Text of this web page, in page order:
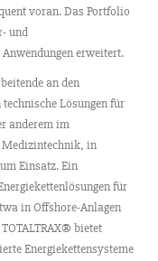
voran. Das Portfolio
und
erweitert.
an den
Lösungen für
anderem im
Medizintechnik, in
Einsatz. Ein
für
in Offshore-Anlagen
bietet
Energiekettensysteme